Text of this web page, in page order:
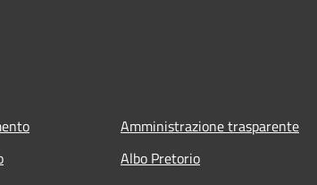
Amministrazione trasparente
Albo Pretorio